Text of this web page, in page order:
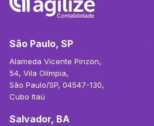
São Paulo, SP
Alameda Vicente Pinzon,
54, Vila Olímpia,
São Paulo/SP, 04547-130,
Cubo Itaú
Salvador, BA